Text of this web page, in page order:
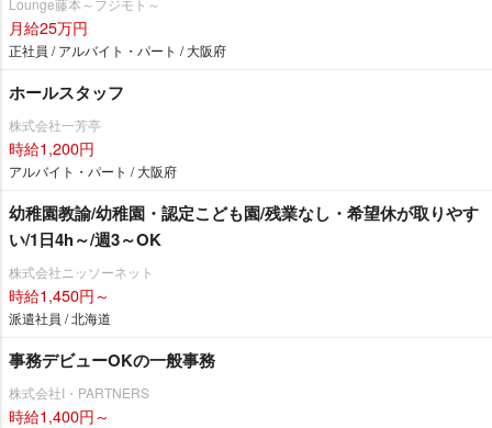
Lounge藤本～フジモト～
月給25万円
正社員 / アルバイト・パート / 大阪府
ホールスタッフ
株式会社一芳亭
時給1,200円
アルバイト・パート / 大阪府
幼稚園教諭/幼稚園・認定こども園/残業なし・希望休が取りやす
い/1日4h～/週3～OK
株式会社ニッソーネット
時給1,450円～
派遣社員 / 北海道
事務デビューOKの一般事務
株式会社I・PARTNERS
時給1,400円～